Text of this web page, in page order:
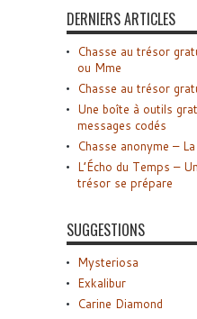
DERNIERS ARTICLES
Chasse au trésor
ou Mme
Chasse au trésor
Une boîte à outils
messages codés
Chasse anonyme –
L’Écho du Temps –
trésor se prépare
SUGGESTIONS
Mysteriosa
Exkalibur
Carine Diamond